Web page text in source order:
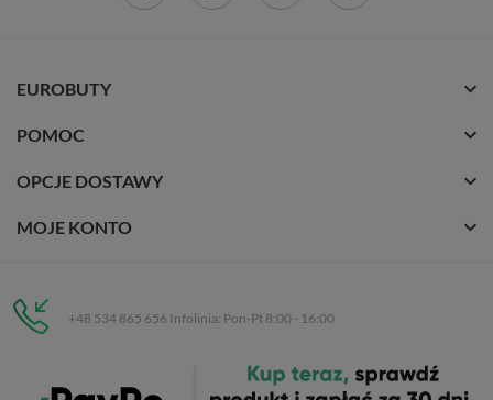
EUROBUTY
POMOC
OPCJE DOSTAWY
MOJE KONTO
+48 534 865 656 Infolinia: Pon-Pt 8:00 - 16:00